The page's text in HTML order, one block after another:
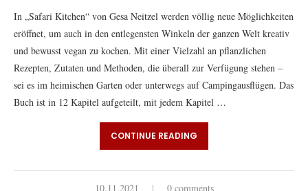
In „Safari Kitchen“ von Gesa Neitzel werden völlig neue Möglichkeiten
eröffnet, um auch in den entlegensten Winkeln der ganzen Welt kreativ
und bewusst vegan zu kochen. Mit einer Vielzahl an pflanzlichen
Rezepten, Zutaten und Methoden, die überall zur Verfügung stehen –
sei es im heimischen Garten oder unterwegs auf Campingausflügen. Das
Buch ist in 12 Kapitel aufgeteilt, mit jedem Kapitel …
CONTINUE READING
10.11.2021 0 comments